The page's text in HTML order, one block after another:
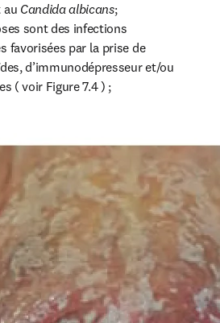
au Candida albicans;
sont des infections
favorisées par la prise de
d’immunodépresseur et/ou
( voir Figure 7.4 ) ;